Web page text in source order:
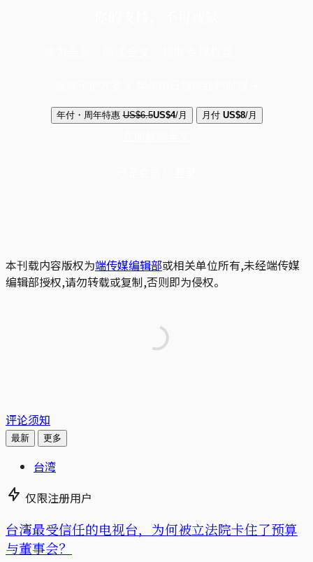
年付・周年特惠 US$6.5US$4/月 月付 US$8/月
本刊载内容版权为端传媒编辑部或相关单位所有,未经端传媒
编辑部授权,请勿转载或复制,否则即为侵权。
评论须知
最新 更多
台湾
仅限注册用户
台湾最受信任的电视台，为何被立法院卡住了预算
与董事会？